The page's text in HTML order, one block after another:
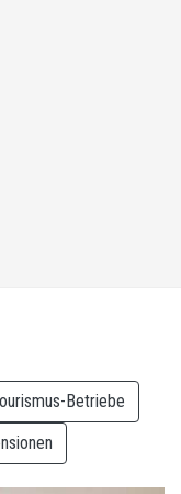
Betriebe